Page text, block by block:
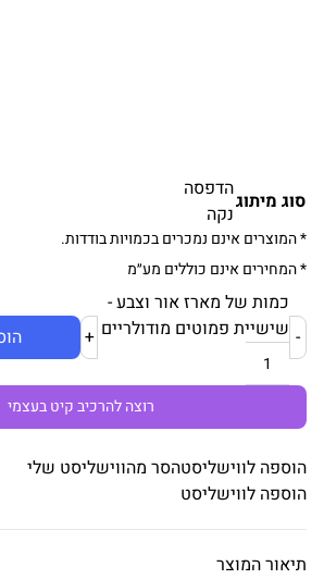
סוג מיתוג הדפסה
נקה
* המוצרים אינם נמכרים בכמויות בודדות.
* המחירים אינם כוללים מע״מ
כמות של מארז אור וצבע -
שישיית פמוטים מודולריים +
רוצה להרכיב קיט בעצמי
הוספה לווישליסטהסר מהווישליסט שלי
הוספה לווישליסט
תיאור המוצר